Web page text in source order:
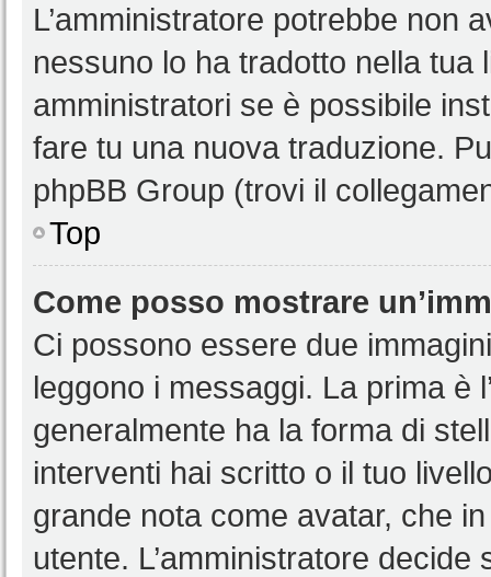
L’amministratore potrebbe non
nessuno lo ha tradotto nella tua
amministratori se è possibile
fare tu una nuova traduzione.
phpBB Group (trovi il
Top
Come posso mostrare
Ci possono essere due
leggono i messaggi. La prima è
generalmente ha la forma di
interventi hai scritto o il tuo
grande nota come avatar, che
utente. L’amministratore